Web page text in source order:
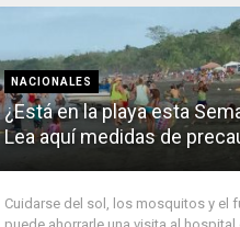
NACIONALES
¿Está en la playa esta
Lea aquí medidas de
Cuidarse del sol, los mosquitos y el